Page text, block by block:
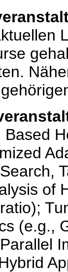
Based
of
(e.g.,